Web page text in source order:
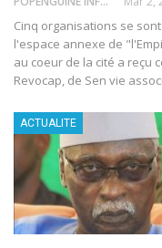
Cinq organisations se
l'espace annexe de
au coeur de la cité a reçu
Revocap, de Sen vie
ACTUALITE